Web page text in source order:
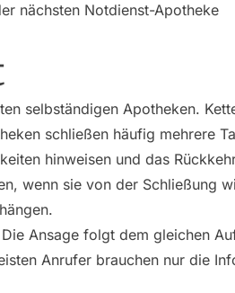
nächsten Notdienst-Apotheke
selbständigen Apotheken.
schließen häufig mehrere
hinweisen und das
wenn sie von der Schließung
Ansage folgt dem gleichen
Anrufer brauchen nur die